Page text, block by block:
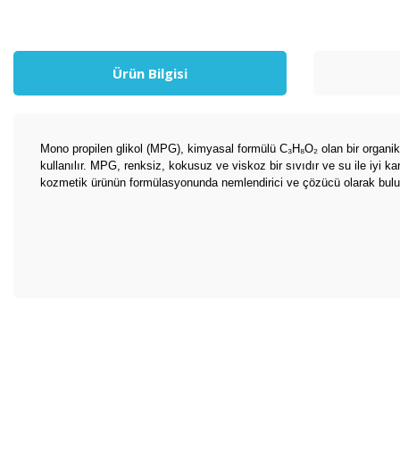
Ürün Bilgisi
Mono propilen glikol (MPG), kimyasal formülü C₃H₈O₂ olan bir
kullanılır. MPG, renksiz, kokusuz ve viskoz bir sıvıdır ve su ile iyi
kozmetik ürünün formülasyonunda nemlendirici ve çözücü olarak